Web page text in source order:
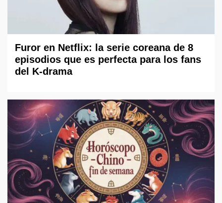
Furor en Netflix: la serie coreana de 8
episodios que es perfecta para los fans
del K-drama